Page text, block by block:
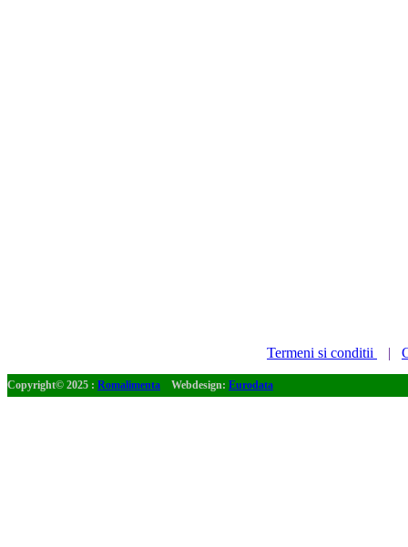
Termeni si conditii |
Copyright© 2025 : Romalimenta Webdesign: Eurodata